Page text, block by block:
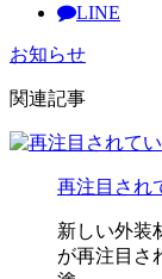
LINE
お知らせ
関連記事
再注目され
新しい外装
が再注目さ